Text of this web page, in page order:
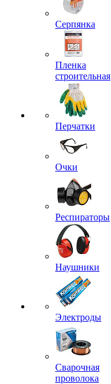
Серпянка
Пленка
строительная
Перчатки
Очки
Респираторы
Наушники
Электроды
Сварочная
проволока